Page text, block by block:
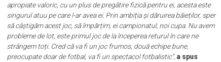
apropiate valoric, cu un plus de pregătire fizică pentru ei, acesta este
singurul atuu pe care l-ar avea ei. Prin ambiția și dăruirea băieților, sper
să câștigăm acest joc, să împărțim, ei campionatul, noi cupa. Nu avem
probleme de lot, este primul joc de la începerea returul în care ne
strângem toți. Cred că va fi un joc frumos, două echipe bune,
preocupate doar de fotbal, va fi un spectacol fotbalistic”, a spus